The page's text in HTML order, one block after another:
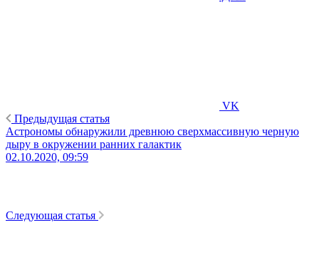
VK
Предыдущая статья
Астрономы обнаружили древнюю сверхмассивную черную
дыру в окружении ранних галактик
02.10.2020, 09:59
Следующая статья